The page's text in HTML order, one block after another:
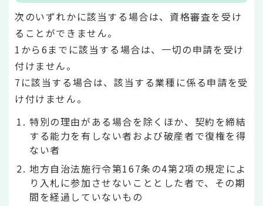
次のいずれかに該当する場合は、資格審査を受け
ることができません。
1から6までに該当する場合は、一切の申請を受け
付けません。
7に該当する場合は、該当する業種に係る申請を受
け付けません。
特別の理由がある場合を除くほか、契約を締結
する能力を有しない者および破産者で復権を得
ない者
地方自治法施行令第167条の4第2項の規定によ
り入札に参加させないこととした者で、その期
間を経過していないもの